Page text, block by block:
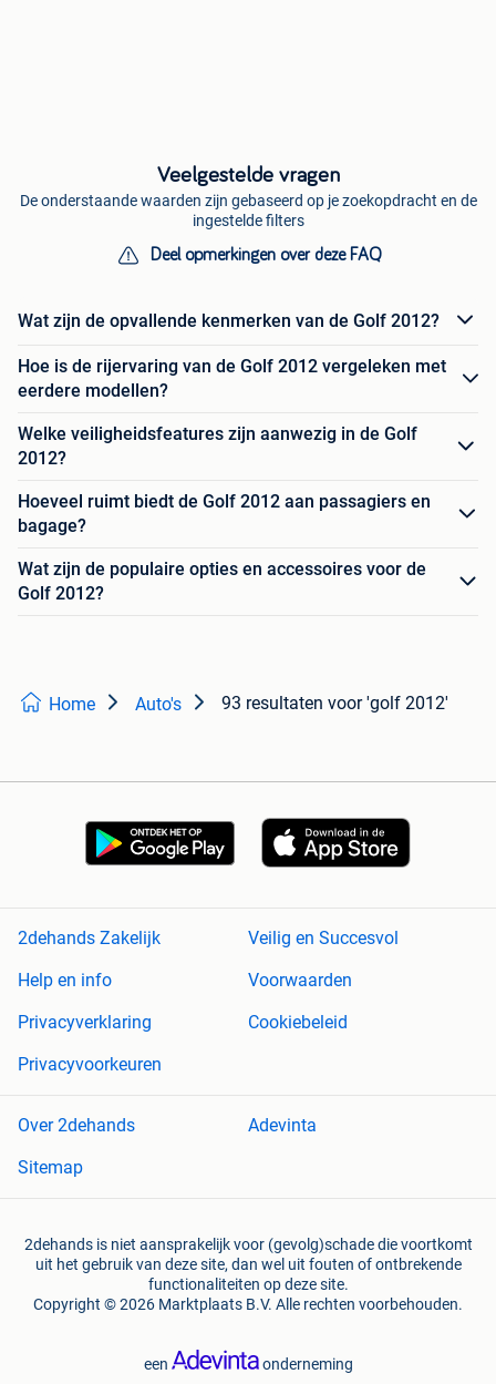
Veelgestelde vragen
De onderstaande waarden zijn gebaseerd op je zoekopdracht en de
ingestelde filters
Deel opmerkingen over deze FAQ
Wat zijn de opvallende kenmerken van de Golf 2012?
Hoe is de rijervaring van de Golf 2012 vergeleken met
eerdere modellen?
Welke veiligheidsfeatures zijn aanwezig in de Golf
2012?
Hoeveel ruimt biedt de Golf 2012 aan passagiers en
bagage?
Wat zijn de populaire opties en accessoires voor de
Golf 2012?
Home Auto's 93 resultaten voor 'golf 2012'
2dehands Zakelijk
Veilig en Succesvol
Help en info
Voorwaarden
Privacyverklaring
Cookiebeleid
Privacyvoorkeuren
Over 2dehands
Adevinta
Sitemap
2dehands is niet aansprakelijk voor (gevolg)schade die voortkomt
uit het gebruik van deze site, dan wel uit fouten of ontbrekende
functionaliteiten op deze site.
Copyright © 2026 Marktplaats B.V. Alle rechten voorbehouden.
een onderneming